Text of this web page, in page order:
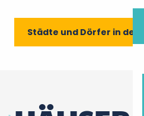
Städte und Dörfer in der